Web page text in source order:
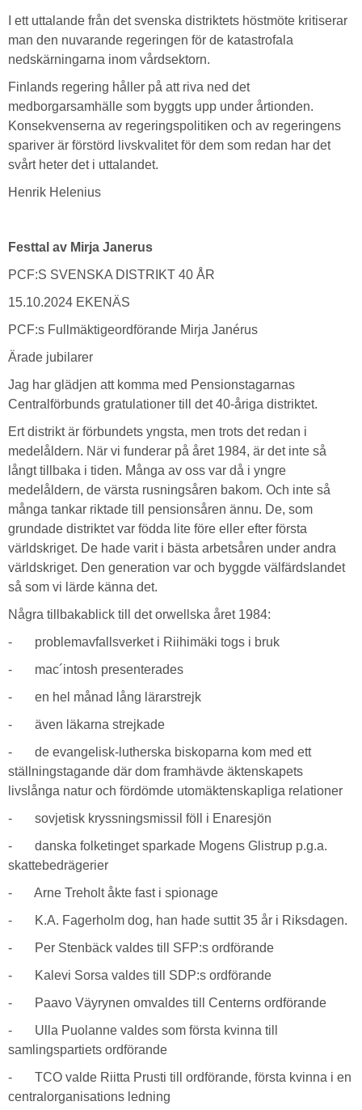
I ett uttalande från det svenska distriktets höstmöte kritiserar
man den nuvarande regeringen för de katastrofala
nedskärningarna inom vårdsektorn.
Finlands regering håller på att riva ned det
medborgarsamhälle som byggts upp under årtionden.
Konsekvenserna av regeringspolitiken och av regeringens
spariver är förstörd livskvalitet för dem som redan har det
svårt heter det i uttalandet.
Henrik Helenius
Festtal av Mirja Janerus
PCF:S SVENSKA DISTRIKT 40 ÅR
15.10.2024 EKENÄS
PCF:s Fullmäktigeordförande Mirja Janérus
Ärade jubilarer
Jag har glädjen att komma med Pensionstagarnas
Centralförbunds gratulationer till det 40-åriga distriktet.
Ert distrikt är förbundets yngsta, men trots det redan i
medelåldern. När vi funderar på året 1984, är det inte så
långt tillbaka i tiden. Många av oss var då i yngre
medelåldern, de värsta rusningsåren bakom. Och inte så
många tankar riktade till pensionsåren ännu. De, som
grundade distriktet var födda lite före eller efter första
världskriget. De hade varit i bästa arbetsåren under andra
världskriget. Den generation var och byggde välfärdslandet
så som vi lärde känna det.
Några tillbakablick till det orwellska året 1984:
- problemavfallsverket i Riihimäki togs i bruk
- mac´intosh presenterades
- en hel månad lång lärarstrejk
- även läkarna strejkade
- de evangelisk-lutherska biskoparna kom med ett
ställningstagande där dom framhävde äktenskapets
livslånga natur och fördömde utomäktenskapliga relationer
- sovjetisk kryssningsmissil föll i Enaresjön
- danska folketinget sparkade Mogens Glistrup p.g.a.
skattebedrägerier
- Arne Treholt åkte fast i spionage
- K.A. Fagerholm dog, han hade suttit 35 år i Riksdagen.
- Per Stenbäck valdes till SFP:s ordförande
- Kalevi Sorsa valdes till SDP:s ordförande
- Paavo Väyrynen omvaldes till Centerns ordförande
- Ulla Puolanne valdes som första kvinna till
samlingspartiets ordförande
- TCO valde Riitta Prusti till ordförande, första kvinna i en
centralorganisations ledning